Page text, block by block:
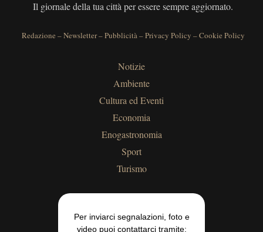
Il giornale della tua città per essere sempre aggiornato.
Redazione –Newsletter–Pubblicità –Privacy Policy –Cookie Policy
Notizie
Ambiente
Cultura ed Eventi
Economia
Enogastronomia
Sport
Turismo
Per inviarci segnalazioni, foto e
video puoi contattarci tramite: